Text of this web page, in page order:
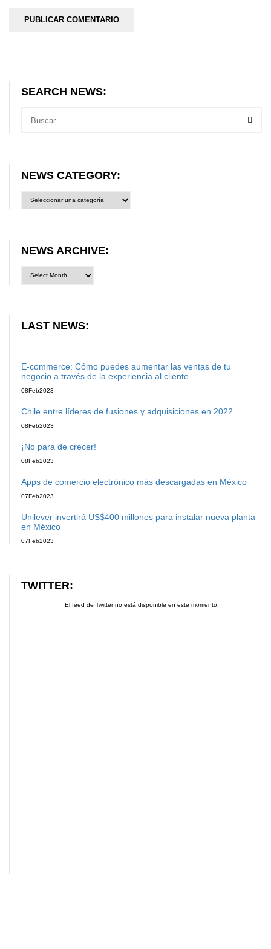
SEARCH NEWS:
NEWS CATEGORY:
category:
NEWS ARCHIVE:
LAST NEWS:
E-commerce: Cómo puedes aumentar las ventas de tu
negocio a través de la experiencia al cliente
08Feb2023
Chile entre líderes de fusiones y adquisiciones en 2022
08Feb2023
¡No para de crecer!
08Feb2023
Apps de comercio electrónico más descargadas en México
07Feb2023
Unilever invertirá US$400 millones para instalar nueva planta
en México
07Feb2023
TWITTER:
El feed de Twitter no está disponible en este momento.